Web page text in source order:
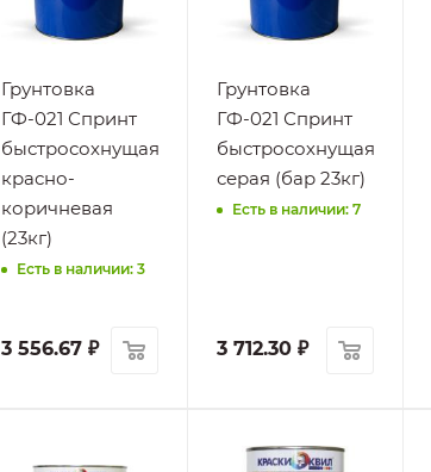
Грунтовка
ГФ-021 Спринт
быстросохнущая
красно-
коричневая
(23кг)
Есть в наличии: 3
3 556.67 ₽
Грунтовка
ГФ-021 Спринт
быстросохнущая
серая (бар 23кг)
Есть в наличии: 7
3 712.30₽